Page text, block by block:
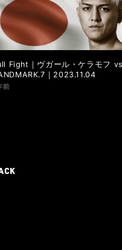
Fight｜ヴガール・ケラモフ
｜2023.11.04
前